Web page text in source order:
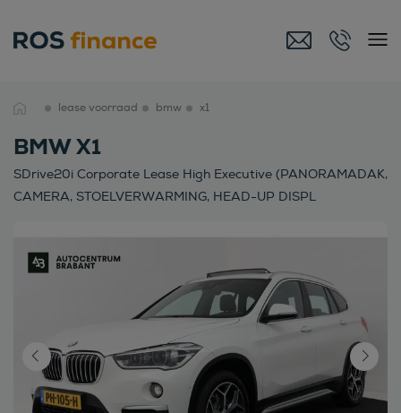
lease voorraad bmw x1
BMW X1
SDrive20i Corporate Lease High Executive (PANORAMADAK,
CAMERA, STOELVERWARMING, HEAD-UP DISPL